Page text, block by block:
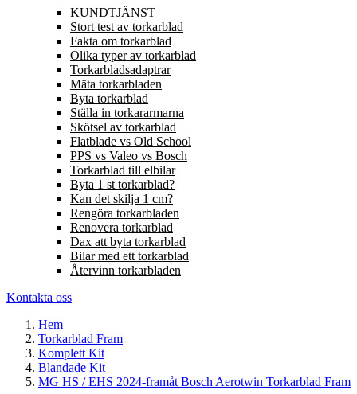
KUNDTJÄNST
Stort test av torkarblad
Fakta om torkarblad
Olika typer av torkarblad
Torkarbladsadaptrar
Mäta torkarbladen
Byta torkarblad
Ställa in torkararmarna
Skötsel av torkarblad
Flatblade vs Old School
PPS vs Valeo vs Bosch
Torkarblad till elbilar
Byta 1 st torkarblad?
Kan det skilja 1 cm?
Rengöra torkarbladen
Renovera torkarblad
Dax att byta torkarblad
Bilar med ett torkarblad
Återvinn torkarbladen
Kontakta oss
Hem
Torkarblad Fram
Komplett Kit
Blandade Kit
MG HS / EHS 2024-framåt Bosch Aerotwin Torkarblad Fram